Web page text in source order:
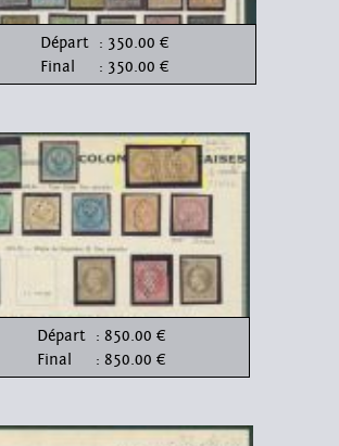
Départ : 350.00 €
Final
: 350.00 €
Départ : 850.00 €
Final
: 850.00 €